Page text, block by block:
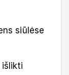
siūlėse
išlikti